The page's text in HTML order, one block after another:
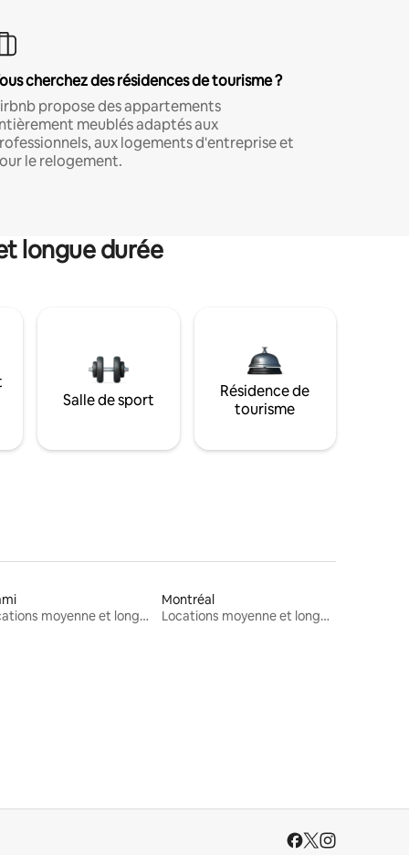
cherchez des résidences de tourisme ?
propose des appartements
meublés adaptés aux
aux logements d'entreprise et
le relogement.
longue durée
Salle de sport
Résidence de
tourisme
Locations moyenne et longue durée
Montréal
Locations moyenne et longue durée